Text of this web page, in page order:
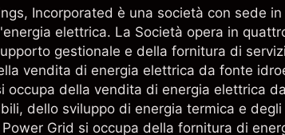
Incorporated è una società con sede
elettrica. La Società opera in
gestionale e della fornitura di
vendita di energia elettrica da fonte
occupa della vendita di energia elettrica
dello sviluppo di energia termica e
Grid si occupa della fornitura di